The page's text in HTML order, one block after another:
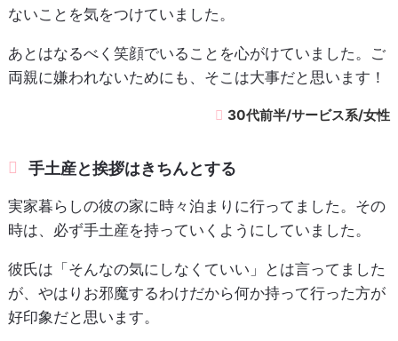
ないことを気をつけていました。
あとはなるべく笑顔でいることを心がけていました。ご
両親に嫌われないためにも、そこは大事だと思います！
30代前半/サービス系/女性
手土産と挨拶はきちんとする
実家暮らしの彼の家に時々泊まりに行ってました。その
時は、必ず手土産を持っていくようにしていました。
彼氏は「そんなの気にしなくていい」とは言ってました
が、やはりお邪魔するわけだから何か持って行った方が
好印象だと思います。